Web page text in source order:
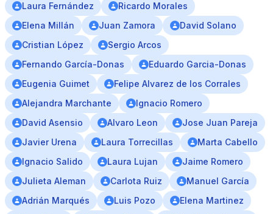
Laura Fernández
Ricardo Morales
Elena Millán
Juan Zamora
David Solano
Cristian López
Sergio Arcos
Fernando García-Donas
Eduardo Garcia-Donas
Eugenia Guimet
Felipe Alvarez de los Corrales
Alejandra Marchante
Ignacio Romero
David Asensio
Alvaro Leon
Jose Juan Pareja
Javier Urena
Laura Torrecillas
Marta Cabello
Ignacio Salido
Laura Lujan
Jaime Romero
Julieta Aleman
Carlota Ruiz
Manuel García
Adrián Marqués
Luis Pozo
Elena Martinez